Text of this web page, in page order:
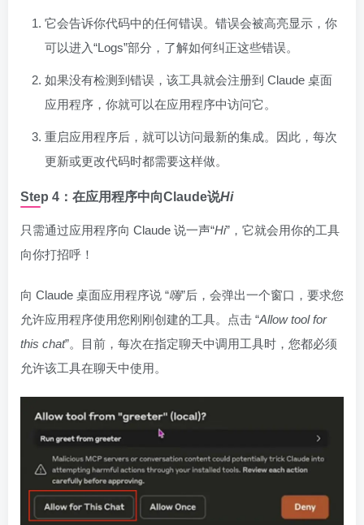
它会告诉你代码中的任何错误。错误会被高亮显示，你
可以进入“Logs”部分，了解如何纠正这些错误。
如果没有检测到错误，该工具就会注册到 Claude 桌面
应用程序，你就可以在应用程序中访问它。
重启应用程序后，就可以访问最新的集成。因此，每次
更新或更改代码时都需要这样做。
Step 4：在应用程序中向Claude说Hi
只需通过应用程序向 Claude 说一声“Hi”，它就会用你的工具
向你打招呼！
向 Claude 桌面应用程序说 “嗨”后，会弹出一个窗口，要求您
允许应用程序使用您刚刚创建的工具。点击 “Allow tool for
this chat”。目前，每次在指定聊天中调用工具时，您都必须
允许该工具在聊天中使用。